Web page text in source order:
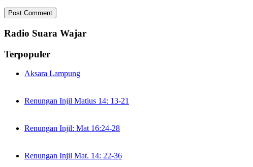
Radio Suara Wajar
Terpopuler
Aksara Lampung
Renungan Injil Matius 14: 13-21
Renungan Injil: Mat 16:24-28
Renungan Injil Mat. 14: 22-36